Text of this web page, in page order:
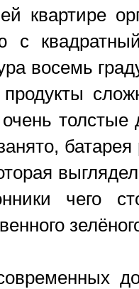
квартире
с
восемь
продукты
толстые
батарея
чего